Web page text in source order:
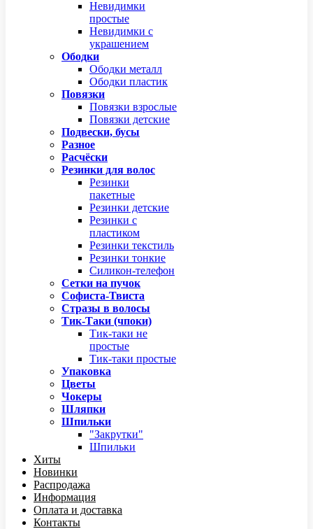
Невидимки
простые
Невидимки с
украшением
Ободки
Ободки металл
Ободки пластик
Повязки
Повязки взрослые
Повязки детские
Подвески, бусы
Разное
Расчёски
Резинки для волос
Резинки
пакетные
Резинки детские
Резинки с
пластиком
Резинки текстиль
Резинки тонкие
Силикон-телефон
Сетки на пучок
Софиста-Твиста
Стразы в волосы
Тик-Таки (чпоки)
Тик-таки не
простые
Тик-таки простые
Упаковка
Цветы
Чокеры
Шляпки
Шпильки
"Закрутки"
Шпильки
Хиты
Новинки
Распродажа
Информация
Оплата и доставка
Контакты